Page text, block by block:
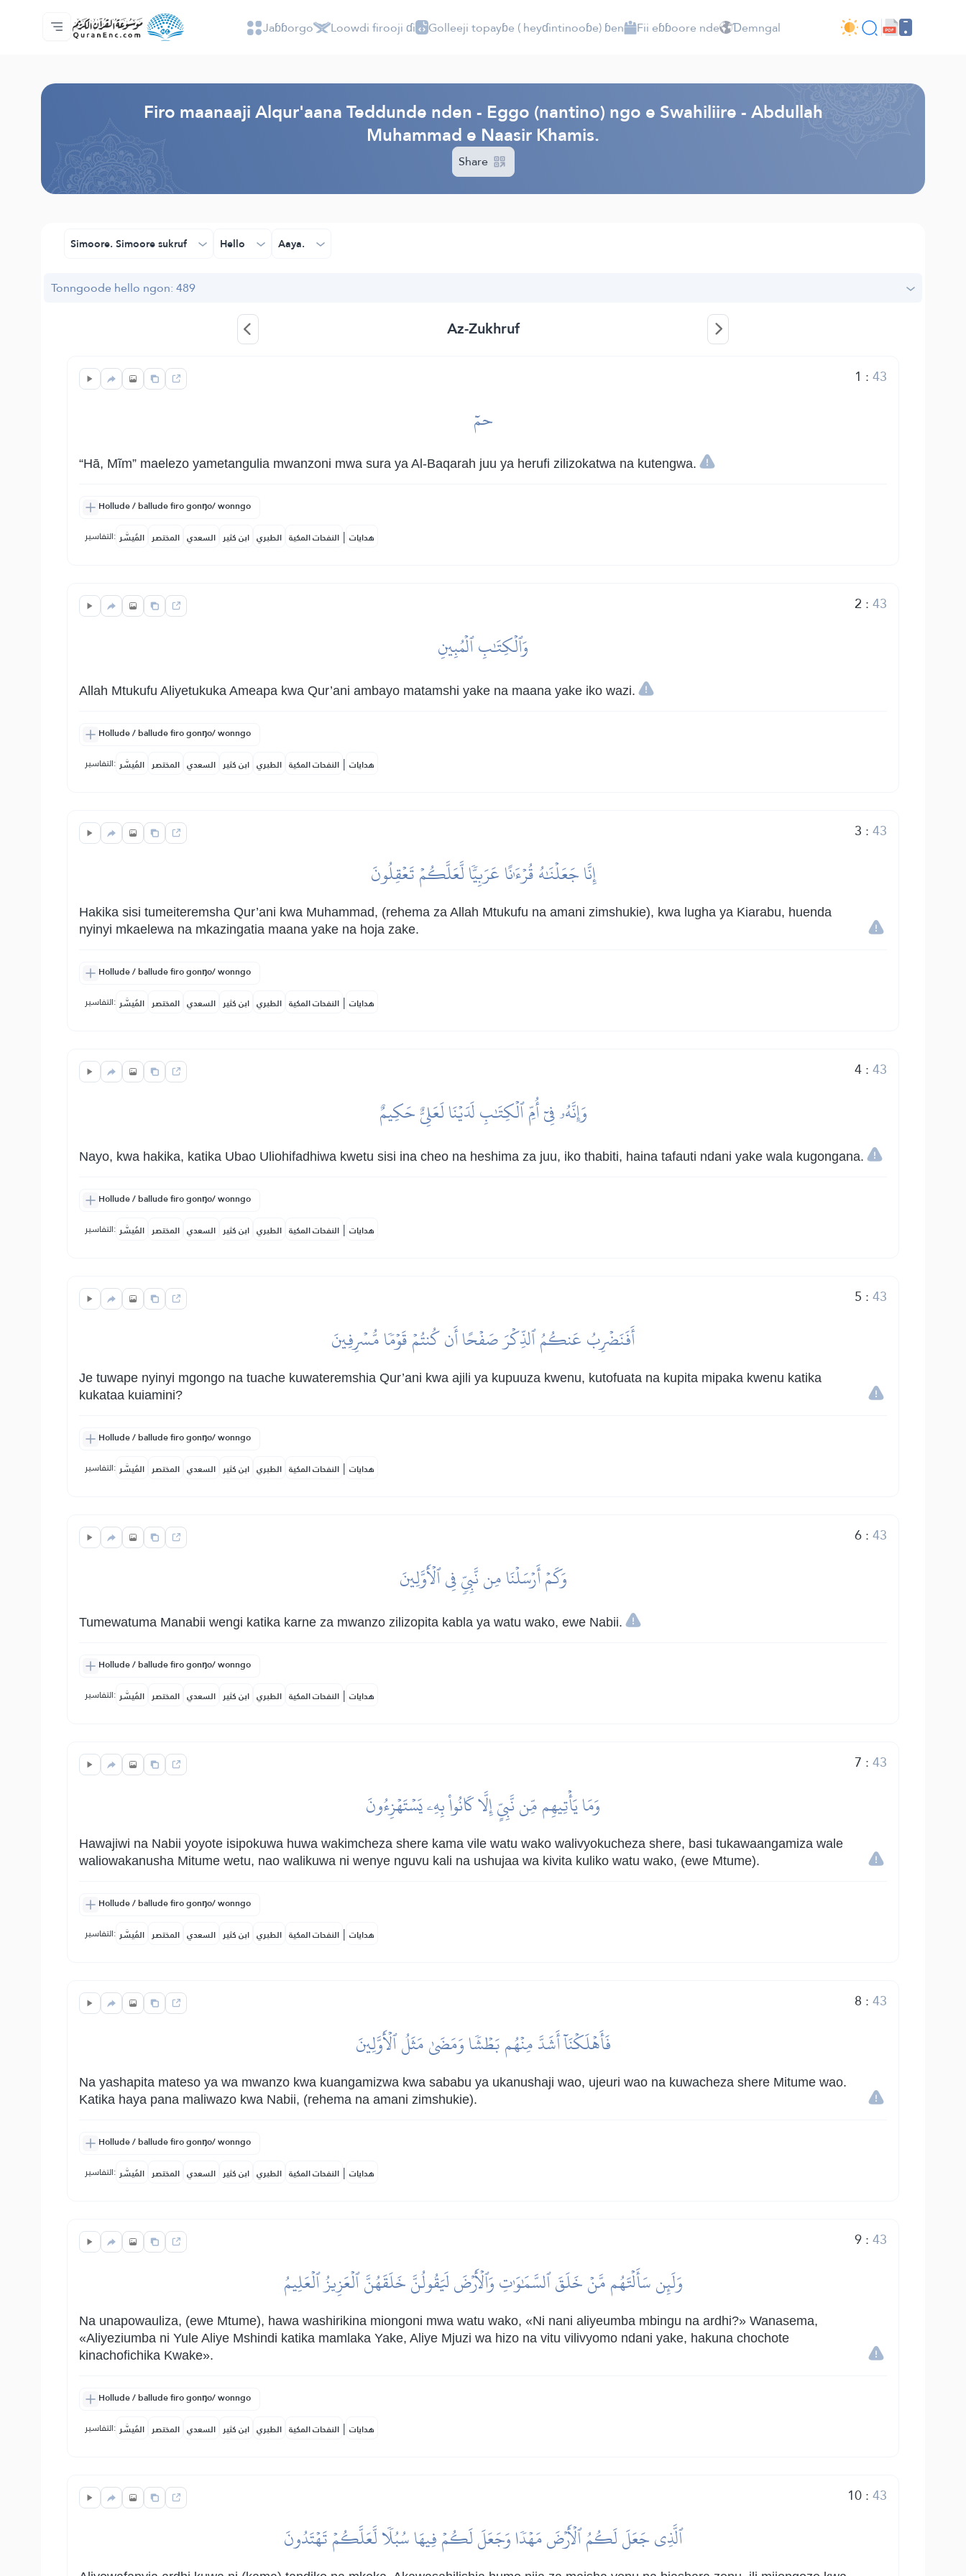
Jaɓɓorgo
Loowdi firooji ɗi
Audio
Golleeji topayɓe ( heyɗintinooɓe) ɓen - API
Fii eɓɓoore nde
Humpo'ndir e amen
Ɗemngal Jaɓɓorgo Loowdi firooji ɗi Golleeji topayɓe ( heyɗintinooɓe) ɓen Fii eɓɓoore nde Ɗemngal
Firo maanaaji Alqur'aana Teddunde nden - Eggo (nantino) ngo e Swahiliire - Abdullah
Muhammad e Naasir Khamis.
Share
Simoore. Simoore sukruf Hello Aaya.
Tonngoode hello ngon: 489
Az-Zukhruf
1 :43
حمٓ
“Hā, Mĩm” maelezo yametangulia mwanzoni mwa sura ya Al-Baqarah juu ya herufi zilizokatwa na kutengwa.
Hollude / ballude firo gonŋo/ wonngo
التفاسير: المُيسَّر المختصر السعدي ابن كثير الطبري النفحات المكية | هدايات
2 :43
وَٱلۡكِتَٰبِ ٱلۡمُبِينِ
Allah Mtukufu Aliyetukuka Ameapa kwa Qur’ani ambayo matamshi yake na maana yake iko wazi.
Hollude / ballude firo gonŋo/ wonngo
التفاسير: المُيسَّر المختصر السعدي ابن كثير الطبري النفحات المكية | هدايات
3 :43
إِنَّا جَعَلۡنَٰهُ قُرۡءَٰنًا عَرَبِيّٗا لَّعَلَّكُمۡ تَعۡقِلُونَ
Hakika sisi tumeiteremsha Qur’ani kwa Muhammad, (rehema za Allah Mtukufu na amani zimshukie), kwa lugha ya Kiarabu, huenda
nyinyi mkaelewa na mkazingatia maana yake na hoja zake.
Hollude / ballude firo gonŋo/ wonngo
التفاسير: المُيسَّر المختصر السعدي ابن كثير الطبري النفحات المكية | هدايات
4:43
وَإِنَّهُۥ فِيٓ أُمِّ ٱلۡكِتَٰبِ لَدَيۡنَا لَعَلِيٌّ حَكِيمٌ
Nayo, kwa hakika, katika Ubao Uliohifadhiwa kwetu sisi ina cheo na heshima za juu, iko thabiti, haina tafauti ndani yake wala kugongana.
Hollude / ballude firo gonŋo/ wonngo
التفاسير: المُيسَّر المختصر السعدي ابن كثير الطبري النفحات المكية | هدايات
5 :43
أَفَنَضۡرِبُ عَنكُمُ ٱلذِّكۡرَ صَفۡحًا أَن كُنتُمۡ قَوۡمٗا مُّسۡرِفِينَ
Je tuwape nyinyi mgongo na tuache kuwateremshia Qur’ani kwa ajili ya kupuuza kwenu, kutofuata na kupita mipaka kwenu katika
kukataa kuiamini?
Hollude / ballude firo gonŋo/ wonngo
التفاسير: المُيسَّر المختصر السعدي ابن كثير الطبري النفحات المكية | هدايات
6:43
وَكَمۡ أَرۡسَلۡنَا مِن نَّبِيّٖ فِي ٱلۡأَوَّلِينَ
Tumewatuma Manabii wengi katika karne za mwanzo zilizopita kabla ya watu wako, ewe Nabii.
Hollude / ballude firo gonŋo/ wonngo
التفاسير: المُيسَّر المختصر السعدي ابن كثير الطبري النفحات المكية | هدايات
7 :43
وَمَا يَأۡتِيهِم مِّن نَّبِيٍّ إِلَّا كَانُواْ بِهِۦ يَسۡتَهۡزِءُونَ
Hawajiwi na Nabii yoyote isipokuwa huwa wakimcheza shere kama vile watu wako walivyokucheza shere, basi tukawaangamiza wale
waliowakanusha Mitume wetu, nao walikuwa ni wenye nguvu kali na ushujaa wa kivita kuliko watu wako, (ewe Mtume).
Hollude / ballude firo gonŋo/ wonngo
التفاسير: المُيسَّر المختصر السعدي ابن كثير الطبري النفحات المكية | هدايات
8 :43
فَأَهۡلَكۡنَآ أَشَدَّ مِنۡهُم بَطۡشٗا وَمَضَىٰ مَثَلُ ٱلۡأَوَّلِينَ
Na yashapita mateso ya wa mwanzo kwa kuangamizwa kwa sababu ya ukanushaji wao, ujeuri wao na kuwacheza shere Mitume wao.
Katika haya pana maliwazo kwa Nabii, (rehema na amani zimshukie).
Hollude / ballude firo gonŋo/ wonngo
التفاسير: المُيسَّر المختصر السعدي ابن كثير الطبري النفحات المكية | هدايات
9:43
وَلَئِن سَأَلۡتَهُم مَّنۡ خَلَقَ ٱلسَّمَٰوَٰتِ وَٱلۡأَرۡضَ لَيَقُولُنَّ خَلَقَهُنَّ ٱلۡعَزِيزُ ٱلۡعَلِيمُ
Na unapowauliza, (ewe Mtume), hawa washirikina miongoni mwa watu wako, «Ni nani aliyeumba mbingu na ardhi?» Wanasema,
«Aliyeziumba ni Yule Aliye Mshindi katika mamlaka Yake, Aliye Mjuzi wa hizo na vitu vilivyomo ndani yake, hakuna chochote
kinachofichika Kwake».
Hollude / ballude firo gonŋo/ wonngo
التفاسير: المُيسَّر المختصر السعدي ابن كثير الطبري النفحات المكية | هدايات
10:43
ٱلَّذِي جَعَلَ لَكُمُ ٱلۡأَرۡضَ مَهۡدٗا وَجَعَلَ لَكُمۡ فِيهَا سُبُلٗا لَّعَلَّكُمۡ تَهۡتَدُونَ